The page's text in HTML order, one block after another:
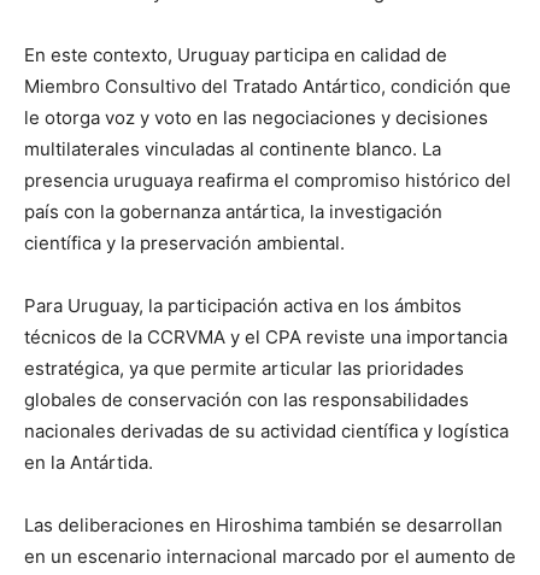
En este contexto, Uruguay participa en calidad de
Miembro Consultivo del Tratado Antártico, condición que
le otorga voz y voto en las negociaciones y decisiones
multilaterales vinculadas al continente blanco. La
presencia uruguaya reafirma el compromiso histórico del
país con la gobernanza antártica, la investigación
científica y la preservación ambiental.
Para Uruguay, la participación activa en los ámbitos
técnicos de la CCRVMA y el CPA reviste una importancia
estratégica, ya que permite articular las prioridades
globales de conservación con las responsabilidades
nacionales derivadas de su actividad científica y logística
en la Antártida.
Las deliberaciones en Hiroshima también se desarrollan
en un escenario internacional marcado por el aumento de